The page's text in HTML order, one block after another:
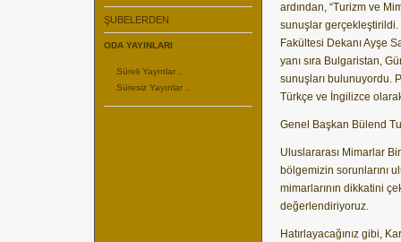
ŞUBELERDEN
ODA YAYINLARI
Süreli Yayınlar ..
Süresiz Yayınlar ..
ardından, “Turizm ve
sunuşlar gerçekleştirildi.
Fakültesi Dekanı Ayşe
yanı sıra Bulgaristan,
sunuşları bulunuyordu.
Türkçe ve İngilizce
Genel Başkan Bülend
Uluslararası Mimarlar
bölgemizin sorunlarını
mimarlarının dikkatini
değerlendiriyoruz.
Hatırlayacağınız gibi,